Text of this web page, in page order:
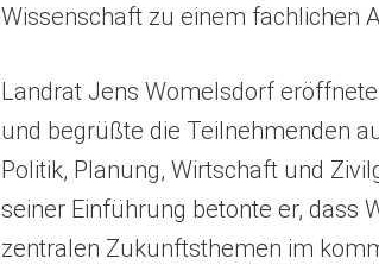
Wissenschaft zu einem fachlichen
Landrat Jens Womelsdorf
und begrüßte die Teilnehmenden
Politik, Planung, Wirtschaft und
seiner Einführung betonte er, dass
zentralen Zukunftsthemen im